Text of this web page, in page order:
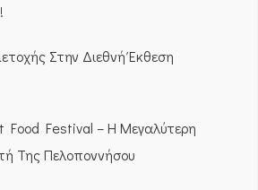
Στην Διεθνή Έκθεση
Food Festival – Η Μεγαλύτερη
Της Πελοποννήσου